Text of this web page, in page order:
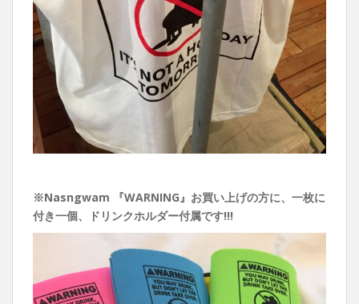
※Nasngwam 『WARNING』お買い上げの方に、一枚に
付き一個、ドリンクホルダー付属です!!!